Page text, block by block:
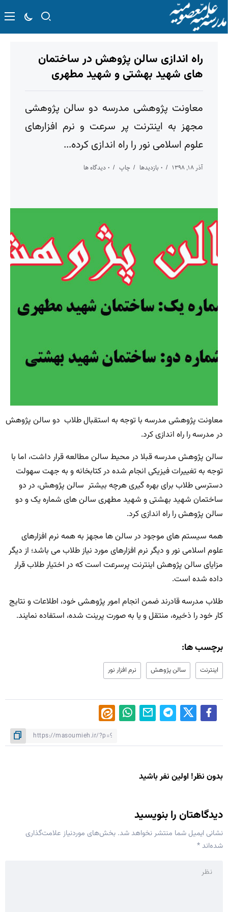
راه اندازی سالن پژوهش در ساختمان
های شهید بهشتی و شهید مطهری
معاونت پژوهشی مدرسه دو سالن پژوهشی
مجهز به اینترنت پر سرعت و نرم افزارهای
علوم اسلامی نور را راه اندازی کرده...
آذر ۱۸, ۱۳۹۸ ۰ بازدیدها چاپ ۰ دیدگاه ها
معاونت پژوهشی مدرسه با توجه به استقبال طلاب دو سالن پژوهش
در مدرسه را راه اندازی کرد.
سالن پژوهش مدرسه قبلا در محیط سالن مطالعه قرار داشت، اما با
توجه به تغییرات فیزیکی انجام شده در کتابخانه و به جهت سهولت
دسترسی طلاب برای بهره گیری هرچه بیشتر سالن پژوهش، در دو
ساختمان شهید بهشتی و شهید مطهری سالن های شماره یک و دو
سالن پژوهش را راه اندازی کرد.
همه سیستم های موجود در سالن ها مجهز به همه نرم افزارهای
علوم اسلامی نور و دیگر نرم افزارهای مورد نیاز طلاب می باشد؛ از دیگر
مزایای سالن پژوهش اینترنت پرسرعت است که در اختیار طلاب قرار
داده شده است.
طلاب مدرسه قادرند ضمن انجام امور پژوهشی خود، اطلاعات و نتایج
کار خود را ذخیره، منتقل و یا به صورت پرینت شده، استفاده نمایند.
برچسب ها:
اینترنت سالن پژوهش نرم افزار نور
بدون نظر! اولین نفر باشید
دیدگاهتان را بنویسید
نشانی ایمیل شما منتشر نخواهد شد. بخش‌های موردنیاز علامت‌گذاری
شده‌اند*